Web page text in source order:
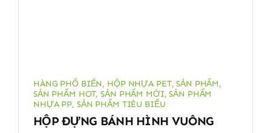
HÀNG PHỔ BIẾN, HỘP NHỰA PET,SẢN PHẨM,
SẢN PHẨM HOT,SẢN PHẨM MỚI,SẢN PHẨM
NHỰA PP, SẢN PHẨM TIÊU BIỂU
HỘP ĐỰNG BÁNH HÌNH VUÔNG